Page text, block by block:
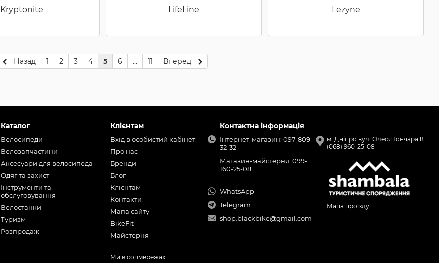
Kryptonite LifeLine Lezyne
Назад 1 2 3 4 5 6 ... 11 Вперед
Каталог
Велосипеди
Велозапчастини
Аксесуари для велосипеда
Одяг та захист
Інструменти та
обслуговування
Велостанки
Туризм
Розпродаж
Клієнтам
Вхід в особистий кабінет
Про нас
Бренди
Блог
Клієнтам
Контакти
Мапа сайту
BikeFit
Майстерня
Ми в соцмережах
Контактна інформація
Інтернет-магазин: 097-809-
32-32
Магазин-майстерня: 099-
160-25-08
WhatsApp
Telegram
shop.blackbike@gmail.com
м. Дніпро вул. Олеся Гончара 8
(068) 960-25-08
Мапа проїзду